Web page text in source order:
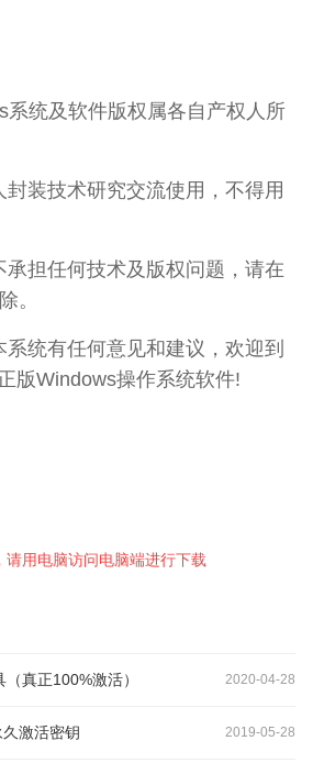
统及软件版权属各自产权人所
装技术研究交流使用，不得用
担任何技术及版权问题，请在
。
统有任何意见和建议，欢迎到
版Windows操作系统软件!
请用电脑访问电脑端进行下载
真正100%激活） 2020-04-28
激活密钥 2019-05-28